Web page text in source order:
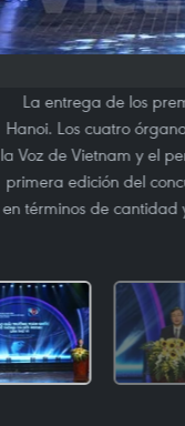
La entrega de los
Hanoi. Los cuatro
la Voz de Vietnam y el
primera edición del
en términos de cantidad